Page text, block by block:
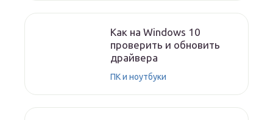
Как на Windows 10
проверить и обновить
драйвера
ПК и ноутбуки